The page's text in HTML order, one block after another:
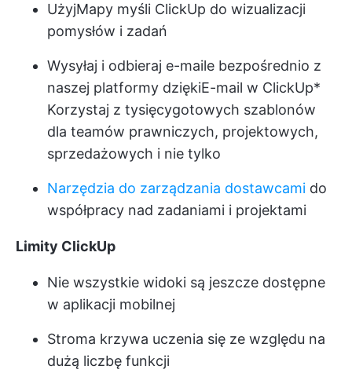
UżyjMapy myśli ClickUp do wizualizacji
pomysłów i zadań
Wysyłaj i odbieraj e-maile bezpośrednio z
naszej platformy dziękiE-mail w ClickUp*
Korzystaj z tysięcygotowych szablonów
dla teamów prawniczych, projektowych,
sprzedażowych i nie tylko
Narzędzia do zarządzania dostawcami do
współpracy nad zadaniami i projektami
Limity ClickUp
Nie wszystkie widoki są jeszcze dostępne
w aplikacji mobilnej
Stroma krzywa uczenia się ze względu na
dużą liczbę funkcji